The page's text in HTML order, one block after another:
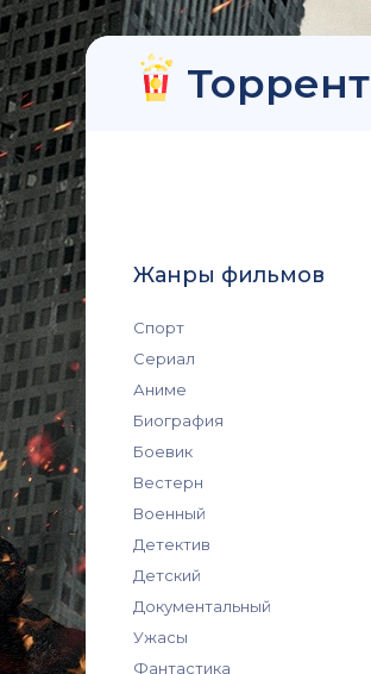
Торрент
Жанры фильмов
Спорт
Сериал
Аниме
Биография
Боевик
Вестерн
Военный
Детектив
Детский
Документальный
Ужасы
Фантастика